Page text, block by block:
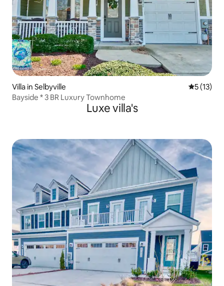
Villa in Selbyville
5 (13)
Bayside * 3 BR Luxury Townhome
Luxe villa's